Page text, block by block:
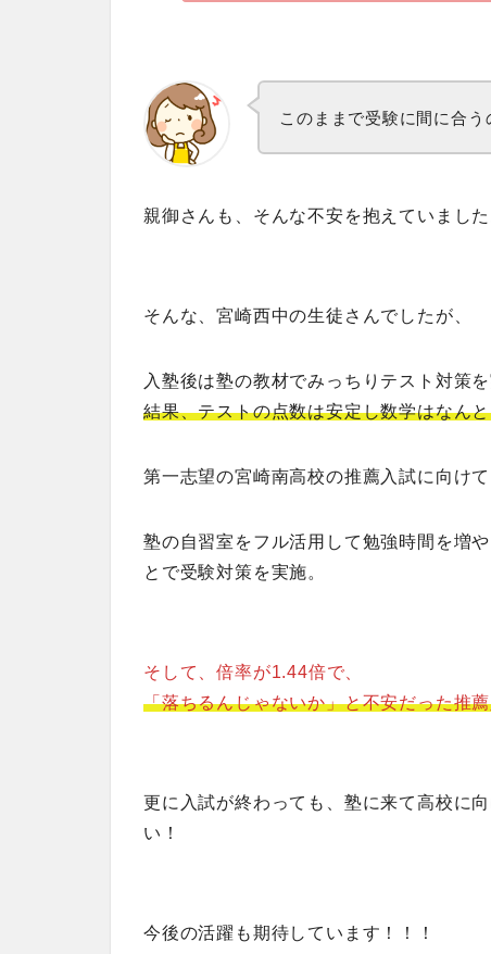
このままで受験に間に合う
親御さんも、そんな不安を抱えていました
そんな、宮崎西中の生徒さんでしたが、
入塾後は塾の教材でみっちりテスト対策を
結果、テストの点数は安定し数学はなん
第一志望の宮崎南高校の推薦入試に向け
塾の自習室をフル活用して勉強時間を増
とで受験対策を実施。
そして、倍率が1.44倍で、
「落ちるんじゃないか」と不安だった推
更に入試が終わっても、塾に来て高校に
い！
今後の活躍も期待しています！！！